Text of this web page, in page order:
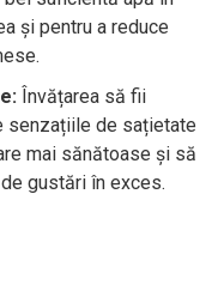
și pentru a reduce
Învățarea să fii
senzațiile de sațietate
mai sănătoase și să
gustări în exces.